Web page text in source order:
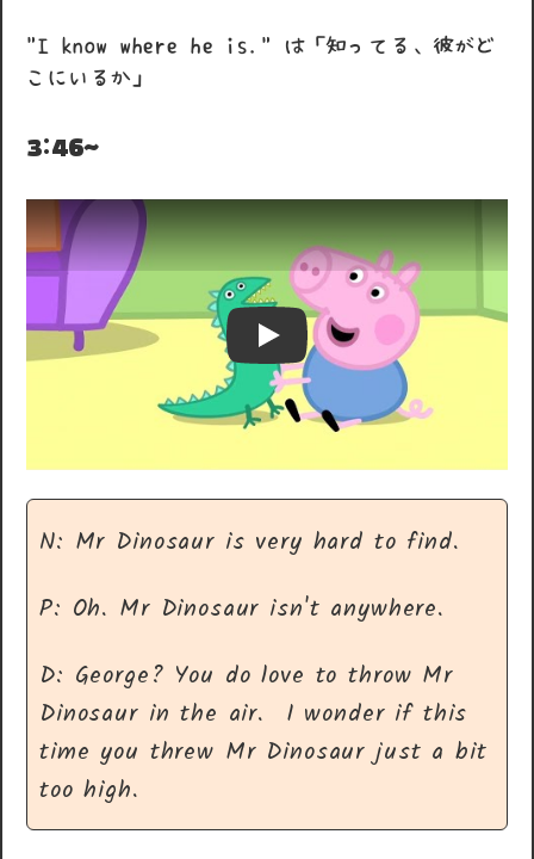
"I know where he is." は「知ってる、彼がど
こにいるか」
3:46~
Play
N: Mr Dinosaur is very hard to find.
P: Oh. Mr Dinosaur isn't anywhere.
D: George? You do love to throw Mr
Dinosaur in the air. I wonder if this
time you threw Mr Dinosaur just a bit
too high.